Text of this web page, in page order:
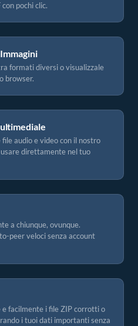
pochi clic.
formati diversi o visualizzale
browser.
audio e video con il nostro
direttamente nel tuo
a chiunque, ovunque.
peer veloci senza account
e facilmente i file ZIP corrotti o
i tuoi dati importanti senza